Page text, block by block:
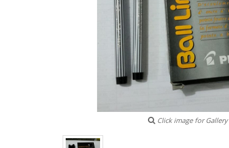
Click image for Gallery